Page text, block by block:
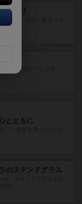
ミドリ
ですが、友達と集まって
ー...
の麻雀風ゲームです。
とともに
のステンドグラス